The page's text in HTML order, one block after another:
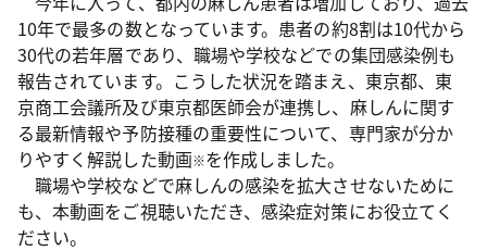
10年で最多の数となっています。患者の約8割は10代から
30代の若年層であり、職場や学校などでの集団感染例も
報告されています。こうした状況を踏まえ、東京都、東
京商工会議所及び東京都医師会が連携し、麻しんに関す
る最新情報や予防接種の重要性について、専門家が分か
りやすく解説した動画※を作成しました。
職場や学校などで麻しんの感染を拡大させないために
も、本動画をご視聴いただき、感染症対策にお役立てく
ださい。